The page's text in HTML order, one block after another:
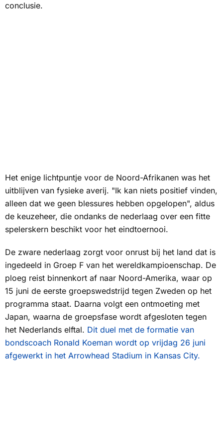
conclusie.
Het enige lichtpuntje voor de Noord-Afrikanen was het
uitblijven van fysieke averij. "Ik kan niets positief vinden,
alleen dat we geen blessures hebben opgelopen", aldus
de keuzeheer, die ondanks de nederlaag over een fitte
spelerskern beschikt voor het eindtoernooi.
De zware nederlaag zorgt voor onrust bij het land dat is
ingedeeld in Groep F van het wereldkampioenschap. De
ploeg reist binnenkort af naar Noord-Amerika, waar op
15 juni de eerste groepswedstrijd tegen Zweden op het
programma staat. Daarna volgt een ontmoeting met
Japan, waarna de groepsfase wordt afgesloten tegen
het Nederlands elftal. Dit duel met de formatie van
bondscoach Ronald Koeman wordt op vrijdag 26 juni
afgewerkt in het Arrowhead Stadium in Kansas City.